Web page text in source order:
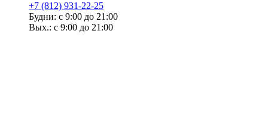
+7 (812) 931-22-25
Будни: с 9:00 до 21:00
Вых.: с 9:00 до 21:00